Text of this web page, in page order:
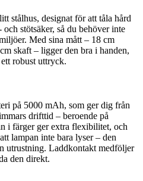
stålhus, designat för att tåla hård
stötsäker, så du behöver inte
Med sina mått – 18 cm
skaft – ligger den bra i handen,
robust uttryck.
på 5000 mAh, som ger dig från
drifttid – beroende på
i färger ger extra flexibilitet, och
lampan inte bara lyser – den
utrustning. Laddkontakt medföljer
den direkt.